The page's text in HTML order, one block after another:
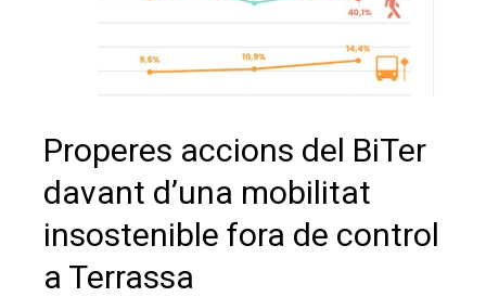
Properes accions del BiTer
davant d’una mobilitat
insostenible fora de control
a Terrassa